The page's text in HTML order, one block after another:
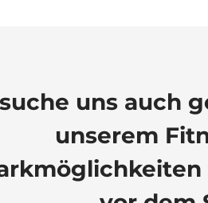
uns auch
unserem